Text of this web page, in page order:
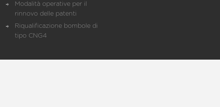
Modalità operative per il
rinnovo delle patenti
Riqualificazione bombole di
tipo CNG4